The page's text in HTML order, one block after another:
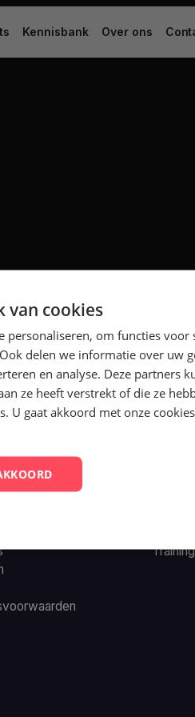
Kennisbank Over ons
& CRM
van cookies
personaliseren, om functies voor
delen we informatie over uw
en analyse. Deze partners
ze heeft verstrekt of die ze
U gaat akkoord met onze